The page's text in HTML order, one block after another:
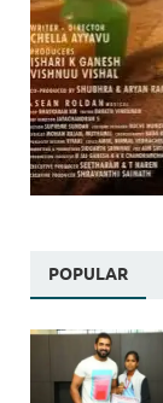
POPULAR